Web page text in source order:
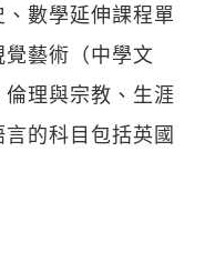
數學延伸課程單
藝術（中學文
理與宗教、生涯
的科目包括英國